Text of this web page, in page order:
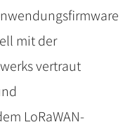
mit der
vertraut
LoRaWAN-